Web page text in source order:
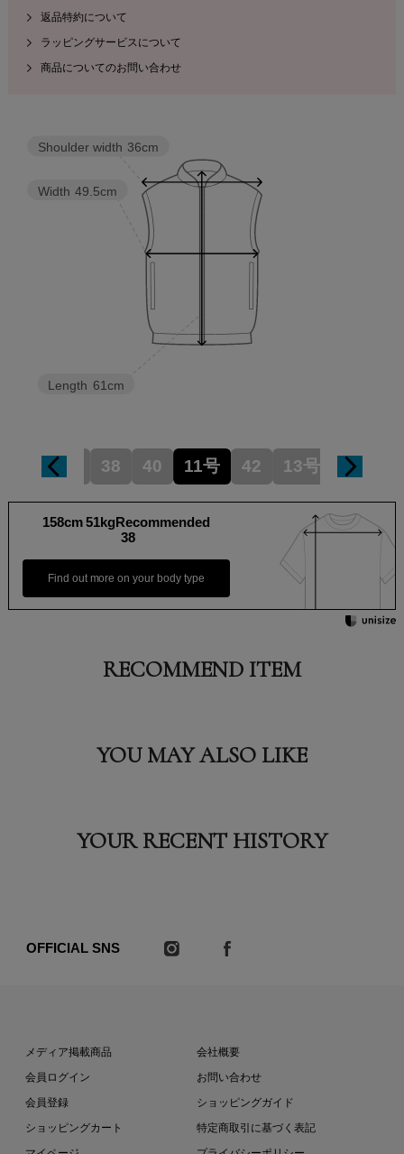
返品特約について
ラッピングサービスについて
商品についてのお問い合わせ
Length 61cm
Width 49.5cm
Shoulder width 36cm
9号 38 40 11号 42 13号 15号
158cm 51kgRecommended
38
Find out more on your body type
RECOMMEND ITEM
YOU MAY ALSO LIKE
YOUR RECENT HISTORY
OFFICIAL SNS
メディア掲載商品
会員ログイン
会員登録
ショッピングカート
会社概要
お問い合わせ
ショッピングガイド
特定商取引に基づく表記